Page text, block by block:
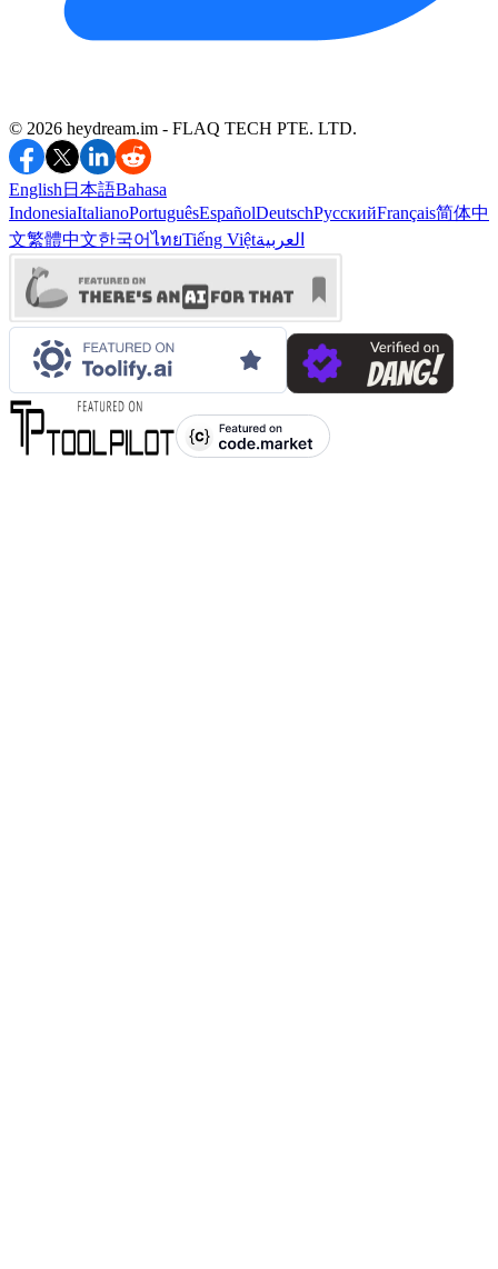
©️ 2026 heydream.im - FLAQ TECH PTE. LTD.
English 日本語Bahasa
IndonesiaItalianoPortuguêsEspañolDeutschРусскийFrançais简体中
文繁體中文한국어ไทยTiếng Việtالعربية